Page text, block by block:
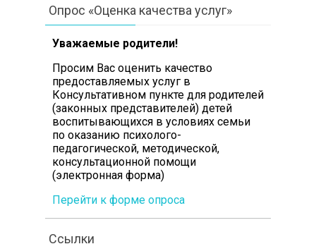
Опрос «Оценка качества услуг»
Уважаемые родители!
Просим Вас оценить качество
предоставляемых услуг в
Консультативном пункте для родителей
(законных представителей) детей
воспитывающихся в условиях семьи
по оказанию психолого-
педагогической, методической,
консультационной помощи
(электронная форма)
Перейти к форме опроса
Ссылки